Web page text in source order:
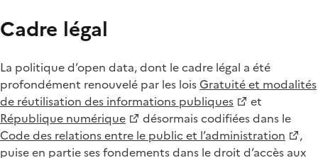
Cadre légal
La politique d’open data, dont le cadre légal a été
profondément renouvelé par les loisGratuité et modalités
de réutilisation des informations publiques
et
République numérique
désormais codifiées dans le
Code des relations entre le public et l’administration
,
puise en partie ses fondements dans le droit d’accès aux